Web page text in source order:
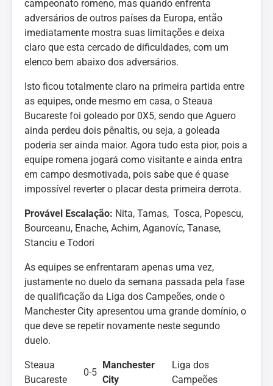
campeonato romeno, mas quando enfrenta
adversários de outros países da Europa, então
imediatamente mostra suas limitações e deixa
claro que esta cercado de dificuldades, com um
elenco bem abaixo dos adversários.
Isto ficou totalmente claro na primeira partida entre
as equipes, onde mesmo em casa, o Steaua
Bucareste foi goleado por 0X5, sendo que Aguero
ainda perdeu dois pênaltis, ou seja, a goleada
poderia ser ainda maior. Agora tudo esta pior, pois a
equipe romena jogará como visitante e ainda entra
em campo desmotivada, pois sabe que é quase
impossível reverter o placar desta primeira derrota.
Provável Escalação: Nita, Tamas, Tosca, Popescu,
Bourceanu, Enache, Achim, Aganovíc, Tanase,
Stanciu e Todori
As equipes se enfrentaram apenas uma vez,
justamente no duelo da semana passada pela fase
de qualificação da Liga dos Campeões, onde o
Manchester City apresentou uma grande domínio, o
que deve se repetir novamente neste segundo
duelo.
Steaua
Bucareste
0-5
Manchester
City
Liga dos
Campeões